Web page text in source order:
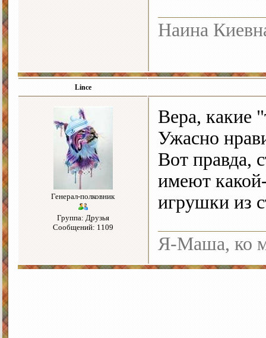
Наина
Lince
Генерал-полковник
Группа: Друзья
Сообщений: 1109
Вера, какие
Ужасно
Вот правда,
имеют
игрушки из
Я-Маша, ко